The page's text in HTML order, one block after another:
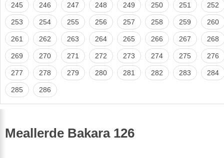
245 246 247 248 249 250 251 252
253 254 255 256 257 258 259 260
261 262 263 264 265 266 267 268
269 270 271 272 273 274 275 276
277 278 279 280 281 282 283 284
285 286
Meallerde Bakara 126